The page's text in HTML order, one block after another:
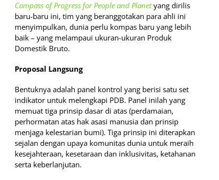
Compass of Progress for People and Planetyang dirilis
baru-baru ini, tim yang beranggotakan para ahli ini
menyimpulkan, dunia perlu kompas baru yang lebih
baik – yang melampaui ukuran-ukuran Produk
Domestik Bruto.
Proposal Langsung
Bentuknya adalah panel kontrol yang berisi satu set
indikator untuk melengkapi PDB. Panel inilah yang
memuat tiga prinsip dasar di atas (perdamaian,
perhormatan atas hak asasi manusia dan prinsip
menjaga kelestarian bumi). Tiga prinsip ini diterapkan
sejalan dengan upaya komunitas dunia untuk meraih
kesejahteraan, kesetaraan dan inklusivitas, ketahanan
serta keberlanjutan.